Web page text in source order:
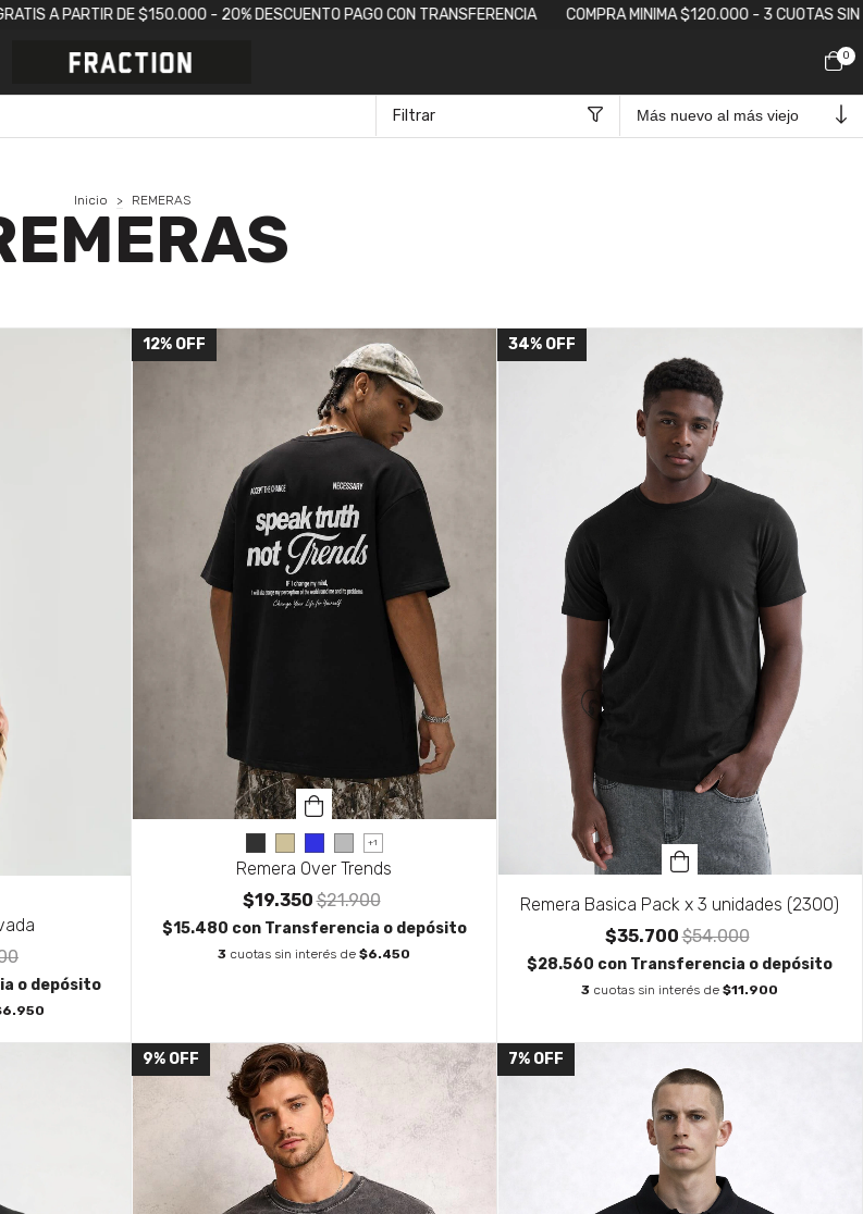
DESCUENTO PAGO CON TRANSFERENCIA COMPRA MINIMA $120.000 - 3 CUOTAS SIN INTERÉS - ENVÍO GRATIS A
0
Filtrar
Inicio > REMERAS
o depósito
12% OFF
+1
Remera Over Trends
$19.350$21.900
$15.480 con Transferencia o depósito
3 cuotas sin interés de $6.450
34% OFF
Remera Basica Pack x 3 unidades (2300)
$35.700$54.000
$28.560 con Transferencia o depósito
3 cuotas sin interés de $11.900
9% OFF 7% OFF